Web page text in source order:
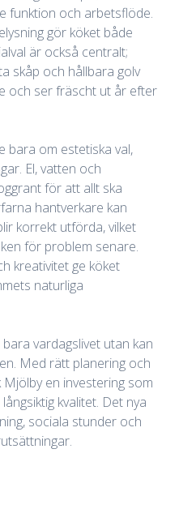
funktion och arbetsflöde.
gör köket både
är också centralt;
skåp och hållbara golv
och ser fräscht ut år efter
bara om estetiska val,
El, vatten och
för att allt ska
hantverkare kan
korrekt utförda, vilket
för problem senare.
kreativitet ge köket
naturliga
vardagslivet utan kan
Med rätt planering och
en investering som
kvalitet. Det nya
sociala stunder och